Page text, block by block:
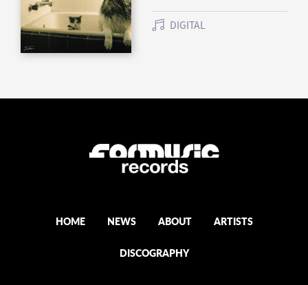
DIGITAL
HOME NEWS ABOUT ARTISTS
DISCOGRAPHY